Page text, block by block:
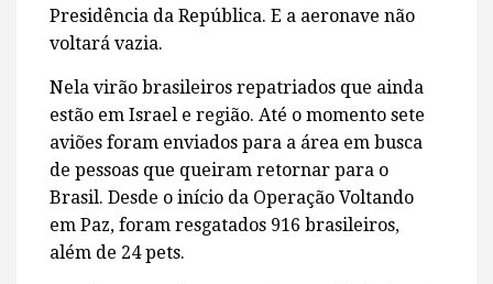
Presidência da República. E a aeronave não
voltará vazia.
Nela virão brasileiros repatriados que ainda
estão em Israel e região. Até o momento sete
aviões foram enviados para a área em busca
de pessoas que queiram retornar para o
Brasil. Desde o início da Operação Voltando
em Paz, foram resgatados 916 brasileiros,
além de 24 pets.